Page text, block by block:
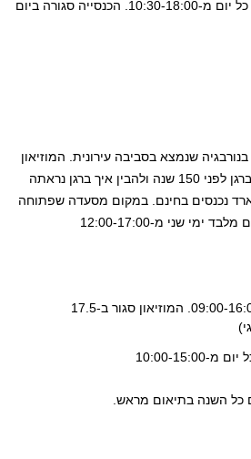
שעות פתיחה: 15.5-15.9 – כל יום מ-10:30-18:00. הכנסייה סגורה ביום
שנמצא בסביבה עירונית. המוזיאון
מאפשר לחוות את החיים בברגן לפני 150 שנה ולהבין איך ברגן נראתה
נכנסים בחינם. במקום מסעדה שפתוחה
5-31.8 – כל יום מ-09:00-16:00. המוזיאון סגור ב-17.5
כל השנה בתיאום מראש.